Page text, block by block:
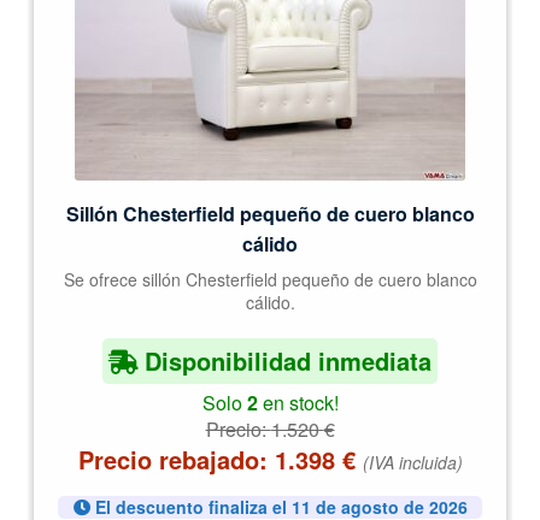
Sillón Chesterfield pequeño de cuero blanco
cálido
Se ofrece sillón Chesterfield pequeño de cuero blanco
cálido.
Disponibilidad inmediata
Solo2en stock!
Precio:1.520€
Precio rebajado: 1.398 € (IVA incluida)
El descuento finaliza el 11 de agosto de 2026